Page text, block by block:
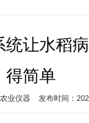
让水稻
得简单
业仪器 发布时间：